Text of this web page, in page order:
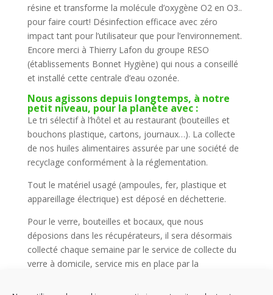
résine et transforme la molécule d’oxygène O2 en O3..
pour faire court! Désinfection efficace avec zéro
impact tant pour l’utilisateur que pour l’environnement.
Encore merci à Thierry Lafon du groupe RESO
(établissements Bonnet Hygiène) qui nous a conseillé
et installé cette centrale d’eau ozonée.
Nous agissons depuis longtemps, à notre
petit niveau, pour la planète avec :
Le tri sélectif à l’hôtel et au restaurant (bouteilles et
bouchons plastique, cartons, journaux…). La collecte
de nos huiles alimentaires assurée par une société de
recyclage conformément à la réglementation.
Tout le matériel usagé (ampoules, fer, plastique et
appareillage électrique) est déposé en déchetterie.
Pour le verre, bouteilles et bocaux, que nous
déposions dans les récupérateurs, il sera désormais
collecté chaque semaine par le service de collecte du
verre à domicile, service mis en place par la
partenariat avec REGAIN pour les collectivités et cafés-